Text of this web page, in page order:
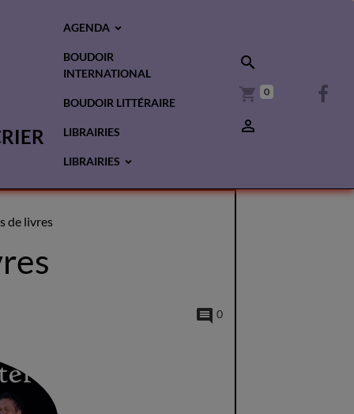
AGENDA
BOUDOIR
INTERNATIONAL
BOUDOIR LITTÉRAIRE
LIBRAIRIES
LIBRAIRIES
0
de livres
0